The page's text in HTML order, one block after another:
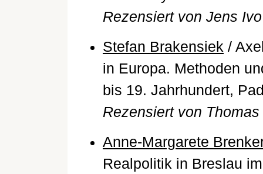
Rezensiert von Jens
Stefan Brakensiek /
in Europa. Methoden
bis 19. Jahrhundert,
Rezensiert von
Anne-Margarete
Realpolitik in Breslau